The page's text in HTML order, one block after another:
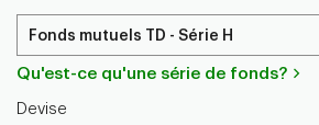
Fonds mutuels TD - Série H
Qu'est-ce qu'une série de fonds?
Devise